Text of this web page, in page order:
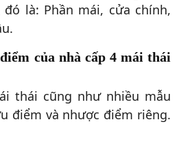
là: Phần mái, cửa chính,
của nhà cấp 4 mái thái
thái cũng như nhiều mẫu
điểm và nhược điểm riêng.